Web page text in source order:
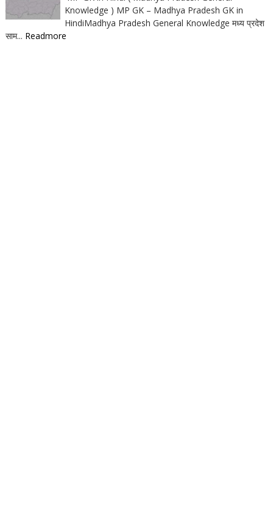
Knowledge ) MP GK – Madhya Pradesh GK in
HindiMadhya Pradesh General Knowledge मध्य प्रदेश
साम... Readmore